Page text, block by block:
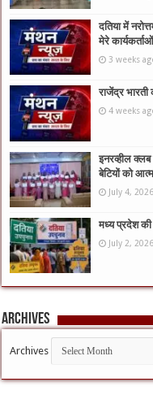
दतिया में
मेरे
3 weeks
राजेंद्र
4 weeks
इनरव्हील
बेटियों को
July 4, 2026
मध्य प्रदेश की
July 2, 2026
Archives
Archives